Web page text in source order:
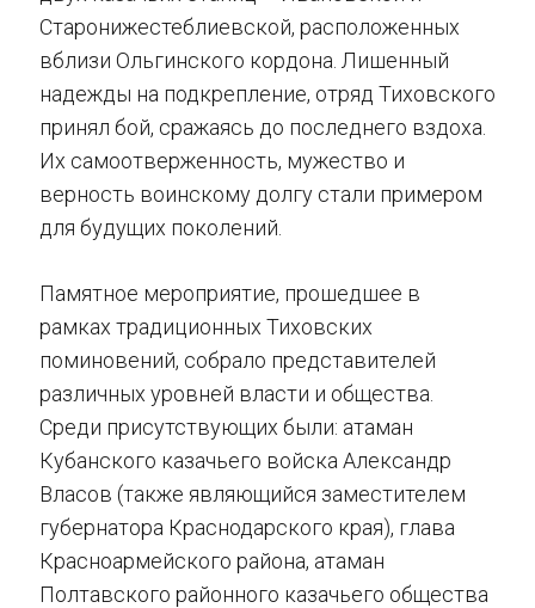
Старонижестеблиевской, расположенных
вблизи Ольгинского кордона. Лишенный
надежды на подкрепление, отряд Тиховского
принял бой, сражаясь до последнего вздоха.
Их самоотверженность, мужество и
верность воинскому долгу стали примером
для будущих поколений.
Памятное мероприятие, прошедшее в
рамках традиционных Тиховских
поминовений, собрало представителей
различных уровней власти и общества.
Среди присутствующих были: атаман
Кубанского казачьего войска Александр
Власов (также являющийся заместителем
губернатора Краснодарского края), глава
Красноармейского района, атаман
Полтавского районного казачьего общества